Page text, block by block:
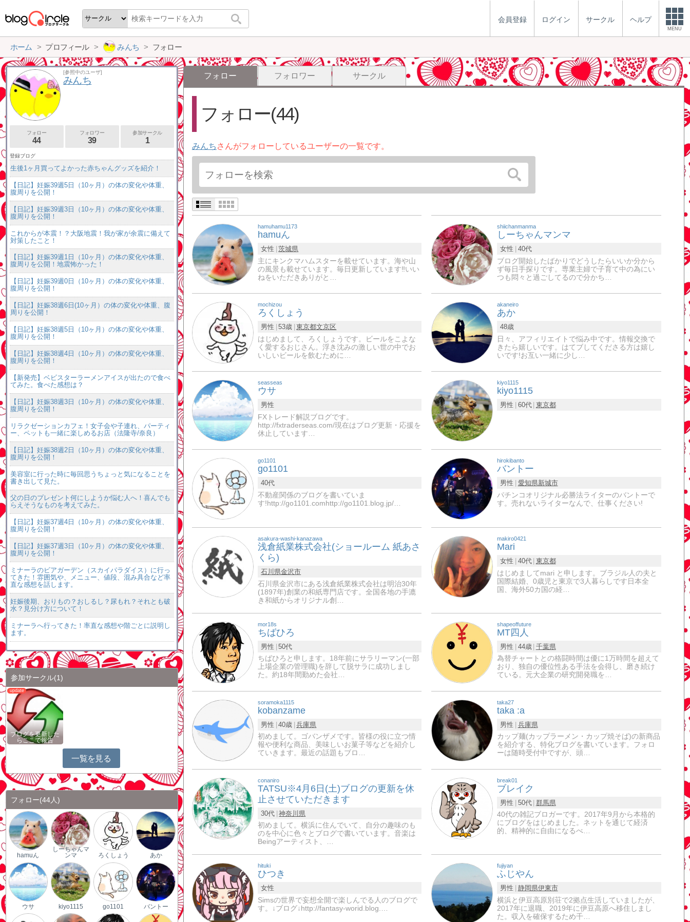
会員登録 ログイン サークル ヘルプ
MENU
ホーム プロフィール みんち フォロー
フォロー フォロワー サークル
フォロー(44)
みんち さんがフォローしているユーザーの一覧です。
hamuhamu1173
hamuん
女性
茨城県
主にキンクマハムスターを載せています。海や山
の風景も載せています。毎日更新しています‼️いい
ねをいただきありがと…
shiichanmanma
しーちゃんマンマ
女性
40代
ブログ開始したばかりでどうしたらいいか分から
ず毎日手探りです。専業主婦で子育て中の為にい
つも悶々と過ごしてるので分かち…
mochizou
ろくしょう
男性 53歳 東京都文京区
はじめまして、ろくしょうです。ビールをこよな
く愛するおじさん。浮き沈みの激しい世の中でお
いしいビールを飲むために…
akaneiro
あか
48歳
日々、アフィリエイトで悩み中です。情報交換で
きたら嬉しいです。はてブしてくださる方は嬉し
いです!お互い一緒に少し…
seasseas
ウサ
男性
FXトレード解説ブログです。
http://fxtraderseas.com/現在はブログ更新・応援を
休止しています…
kiyo1115
kiyo1115
男性 60代 東京都
go1101
go1101
40代
不動産関係のブログを書いていま
す!http://go1101.comhttp://go1101.blog.jp/…
hirokibanto
バントー
男性 愛知県新城市
パチンコオリジナル必勝法ライターのバントーで
す。売れないライターなんで、仕事ください!
asakura-washi-kanazawa
浅倉紙業株式会社(ショールーム 紙あさ
くら)
石川県金沢市
石川県金沢市にある浅倉紙業株式会社は明治30年
(1897年)創業の和紙専門店です。全国各地の手漉
き和紙からオリジナル創…
makiro0421
Mari
女性 40代 東京都
はじめましてmari と申します。ブラジル人の夫と
国際結婚、0歳児と東京で3人暮らしです日本全
国、海外50カ国の経…
mor18s
ちばひろ
男性
50代
ちばひろと申します。18年前にサラリーマン(一部
上場企業の管理職)を辞して脱サラに成功しまし
た。約18年間勤めた会社…
shapeoffuture
MT四人
男性 44歳 千葉県
為替チャートとの格闘時間は優に1万時間を超えて
おり、独自の優位性ある手法を会得し、磨き続け
ている。元大企業の研究開発職を…
soramoka1115
kobanzame
男性 40歳 兵庫県
初めまして。ゴバンザメです。皆様の役に立つ情
報や便利な商品、美味しいお菓子等などを紹介し
ていきます。最近の話題もブロ…
taka27
taka :a
男性
兵庫県
カップ麺(カップラーメン・カップ焼そば)の新商品
を紹介する、特化ブログを書いています。フォロ
ーは随時受付中ですが、頭…
conaniro
TATSU※4月6日(土)ブログの更新を休
止させていただきます
30代 神奈川県
初めまして。横浜に住んでいて、自分の趣味のも
のを中心に色々とブログで書いています。音楽は
Beingアーティスト、…
break01
ブレイク
男性 50代 群馬県
40代の雑記ブロガーです。2017年9月から本格的
にブログをはじめました。ネットを通じて経済
的、精神的に自由になるべ…
hituki
ひつき
女性
Simsの世界で妄想全開で楽しんでる人のブログで
す。↓ブログ↓http://fantasy-worid.blog.…
fujiyan
ふじやん
男性 静岡県伊東市
横浜と伊豆高原別荘で2拠点生活していましたが、
2017年に退職、2019年に伊豆高原へ移住しまし
た。収入を確保するため千…
[参照中のユーザ]
みんち
フォロー
44
フォロワー
39
参加サークル
1
登録ブログ
生後1ヶ月買ってよかった赤ちゃんグッズを紹介！
【日記】妊娠39週5日（10ヶ月）の体の変化や体重、
腹周りを公開！
【日記】妊娠39週3日（10ヶ月）の体の変化や体重、
腹周りを公開！
これからが本震！？大阪地震！我が家が余震に備えて
対策したこと！
【日記】妊娠39週1日（10ヶ月）の体の変化や体重、
腹周りを公開！地震怖かった！
【日記】妊娠39週0日（10ヶ月）の体の変化や体重、
腹周りを公開！
【日記】妊娠38週6日(10ヶ月）の体の変化や体重、腹
周りを公開！
【日記】妊娠38週5日（10ヶ月）の体の変化や体重、
腹周りを公開！
【日記】妊娠38週4日（10ヶ月）の体の変化や体重、
腹周りを公開！
【新発売】ベビスターラーメンアイスが出たので食べ
てみた。食べた感想は？
【日記】妊娠38週3日（10ヶ月）の体の変化や体重、
腹周りを公開！
リラクゼーションカフェ！女子会や子連れ、パーティ
ー、ペットも一緒に楽しめるお店（法隆寺/奈良）
【日記】妊娠38週2日（10ヶ月）の体の変化や体重、
腹周りを公開！
美容室に行った時に毎回思うちょっと気になることを
書き出して見た。
父の日のプレゼント何にしようか悩む人へ！喜んでも
らえそうなものを考えてみた。
【日記】妊娠37週4日（10ヶ月）の体の変化や体重、
腹周りを公開！
【日記】妊娠37週3日（10ヶ月）の体の変化や体重、
腹周りを公開！
ミナーラのビアガーデン（スカイパラダイス）に行っ
てきた！雰囲気や、メニュー、値段、混み具合など率
直な感想を話します。
妊娠後期、おりもの？おしるし？尿もれ？それとも破
水？見分け方について！
ミナーラへ行ってきた！率直な感想や階ごとに説明し
ます。
参加サークル(1)
ブログを更新した
らここで報告
一覧を見る
フォロー(44人)
hamuん
しーちゃんマ
ンマ
ろくしょう あか
ウサ kiyo1115 go1101 バントー